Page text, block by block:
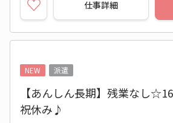
仕事詳細
NEW
派遣
【あんしん長期】残業なし
祝休み♪